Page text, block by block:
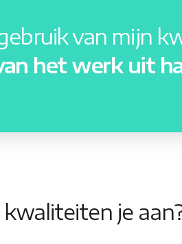
van mijn
het werk uit
je